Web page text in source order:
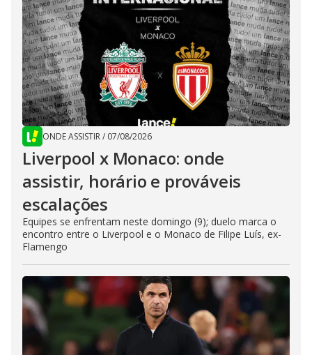
ONDE ASSISTIR/ 07/08/2026
Liverpool x Monaco: onde
assistir, horário e prováveis
escalações
Equipes se enfrentam neste domingo (9); duelo marca o
encontro entre o Liverpool e o Monaco de Filipe Luís, ex-
Flamengo